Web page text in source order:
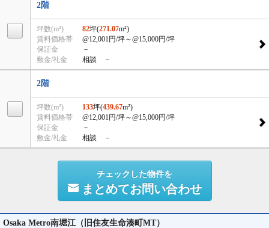
2階
坪数(m²) 82坪(271.07m²)
賃料価格帯
@12,001円/坪～@15,000円/坪
保証金
－
敷金/礼金
相談 －
2階
坪数(m²) 133坪(439.67m²)
賃料価格帯
@12,001円/坪～@15,000円/坪
保証金
－
敷金/礼金
相談 －
チェックした物件を
まとめてお問い合わせ
Osaka Metro南堀江（旧住友生命湊町MT）